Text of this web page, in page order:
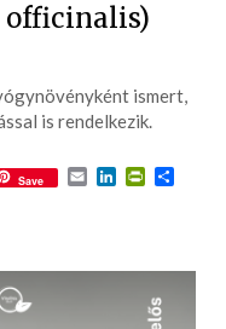
officinalis)
ismert,
is rendelkezik.
Save EmailLinkedIn